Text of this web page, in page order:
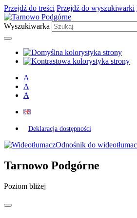
Przejdź do treści Przejdź do wyszukiwarki
Wyszukiwarka
A
A
A
Deklaracja dostępności
Odnośnik do
Tarnowo Podgórne
Poziom bliżej